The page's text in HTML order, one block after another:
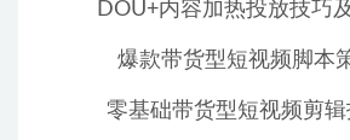
DOU+内容加热投放技巧
爆款带货型短视频脚本
零基础带货型短视频剪